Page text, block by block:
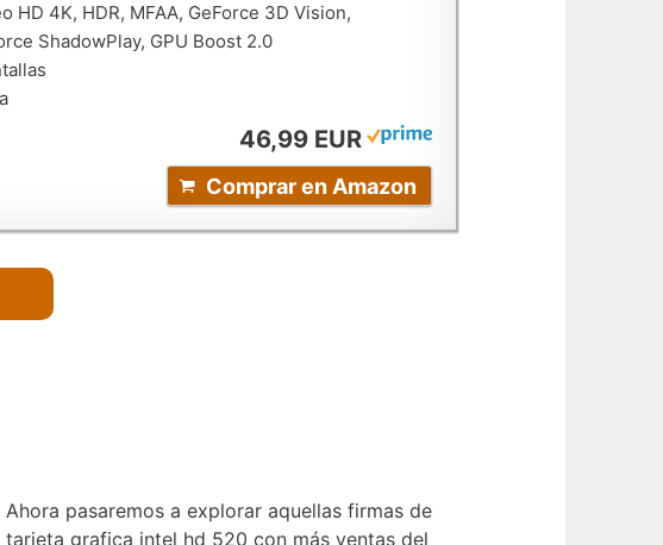
HD 4K, HDR, MFAA, GeForce 3D Vision,
ShadowPlay, GPU Boost 2.0
46,99 EUR
Comprar en Amazon
Ahora pasaremos a explorar aquellas firmas de
tarjeta grafica intel hd 520 con más ventas del